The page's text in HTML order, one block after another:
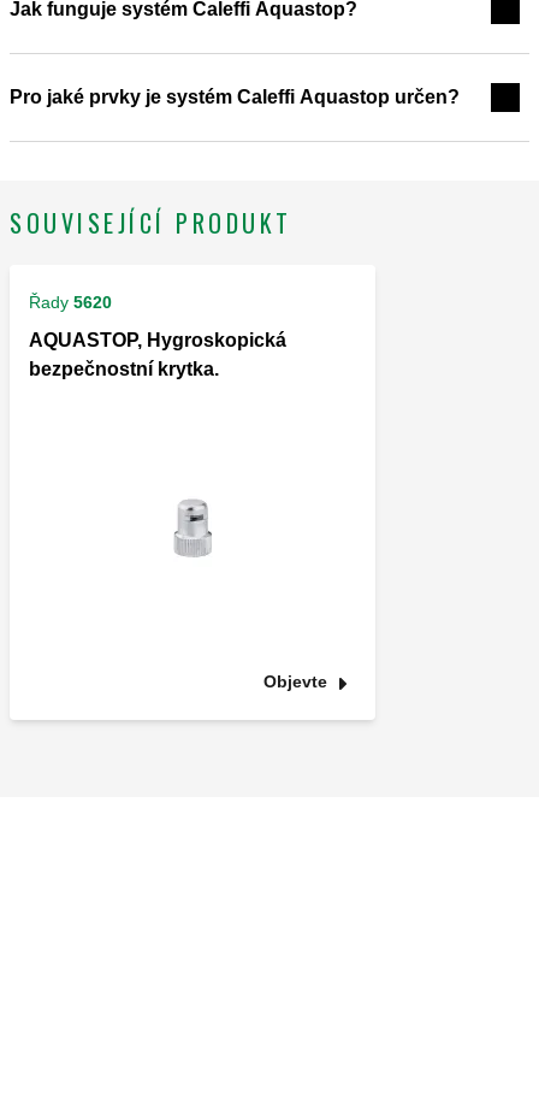
Jak funguje systém Caleffi Aquastop?
Pro jaké prvky je systém Caleffi Aquastop určen?
SOUVISEJÍCÍ PRODUKT
Řady 5620
AQUASTOP, Hygroskopická
bezpečnostní krytka.
Objevte